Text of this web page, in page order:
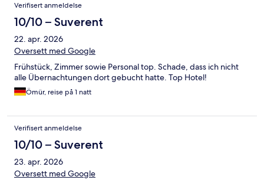
Verifisert anmeldelse
10/10 – Suverent
22. apr. 2026
Oversett med Google
Frühstück, Zimmer sowie Personal top. Schade, dass ich nicht
alle Übernachtungen dort gebucht hatte. Top Hotel!
Ömür, reise på 1 natt
Verifisert anmeldelse
10/10 – Suverent
23. apr. 2026
Oversett med Google